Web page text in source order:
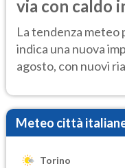
via con caldo
temporale
La tendenza meteo
indica una nuova
agosto, con nuovi
Meteo città
Torino